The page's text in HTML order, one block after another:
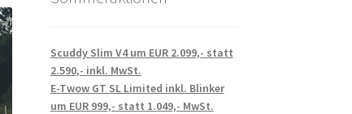
Scuddy Slim V4 um EUR 2.099,- statt
2.590,- inkl. MwSt.
E-Twow GT SL Limited inkl. Blinker
um EUR 999,- statt 1.049,- MwSt.